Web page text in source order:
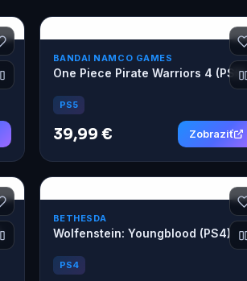
BANDAI NAMCO GAMES
One Piece Pirate Warriors 4 (PS5)
PS5
39,99 € Zobraziť
BETHESDA
Wolfenstein: Youngblood (PS4)
PS4